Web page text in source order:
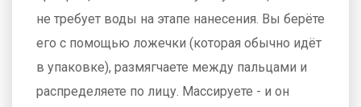
не требует воды на этапе нанесения. Вы берёте
его с помощью ложечки (которая обычно идёт
в упаковке), размягчаете между пальцами и
распределяете по лицу. Массируете - и он